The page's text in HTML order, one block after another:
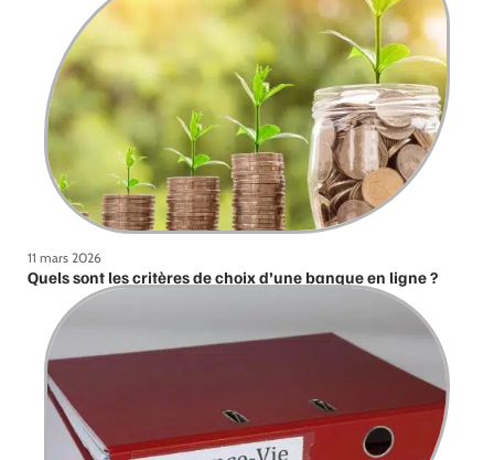
11 mars 2026
Quels sont les critères de choix d’une banque en ligne ?